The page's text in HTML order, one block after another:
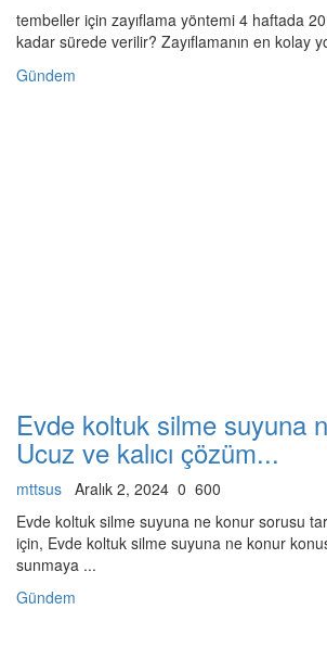
tembeller için zayıflama yöntemi 4 haftada
kadar sürede verilir? Zayıflamanın en kolay
Gündem
Evde koltuk silme suyuna
Ucuz ve kalıcı çözüm...
mttsus Aralık 2, 2024 0 600
Evde koltuk silme suyuna ne konur sorusu
için, Evde koltuk silme suyuna ne konur
sunmaya ...
Gündem